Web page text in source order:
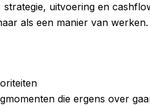
strategie, uitvoering en
als een manier van werken.
die ergens over